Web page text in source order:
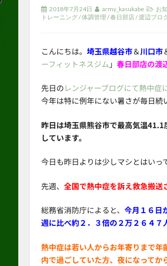
2018年7月24日 army_kasukabe お
トレーニング/体調管理 /春日部店/渡辺ブロ
こんにちは。 埼玉県越谷市＆川口市
ーフィットネスジム 」 春日部店の渡
先日のレンジャーブログにて熱中症
今年は特に例年にない暑さが毎日続
昨日は埼玉県熊谷市で最高気温
しています。
今日も昨日よりは少しマシとはいっ
先週、 全国で熱中症を訴え救急搬送
総務省消防庁によると、 今月１６日
週に比べ約２．３倍の２万２６４７
熱中症は若い人からお年寄りまで
内で過ごしていた方、夜になってか